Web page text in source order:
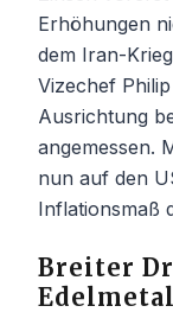
Erhöhungen
dem Iran-
Vizechef
Ausrichtung
angemessen.
nun auf den
Inflationsmaß
Breiter